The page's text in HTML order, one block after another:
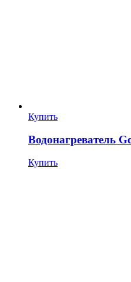
Купить
Водонагреватель
Купить